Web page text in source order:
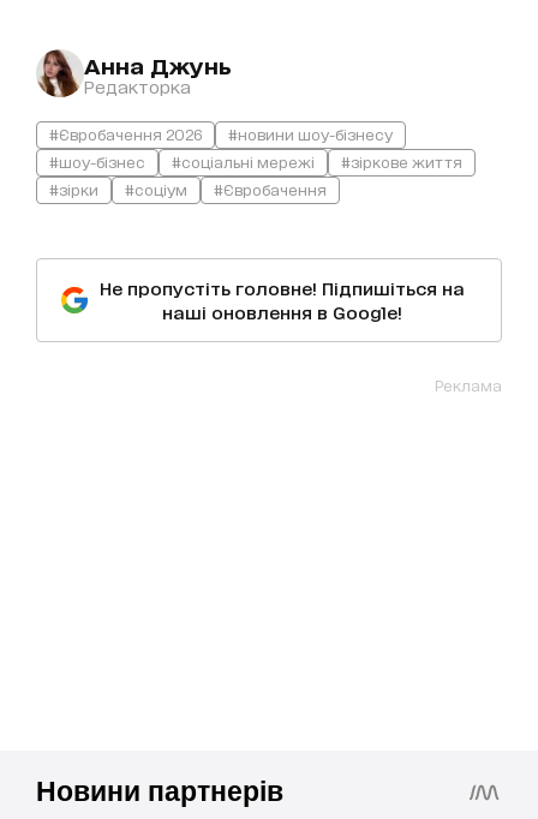
Анна Джунь
Редакторка
#Євробачення 2026
#новини шоу-бізнесу
#шоу-бізнес
#соціальні мережі
#зіркове життя
#зірки
#соціум #Євробачення
Не пропустіть головне! Підпишіться на
наші оновлення в Google!
Реклама